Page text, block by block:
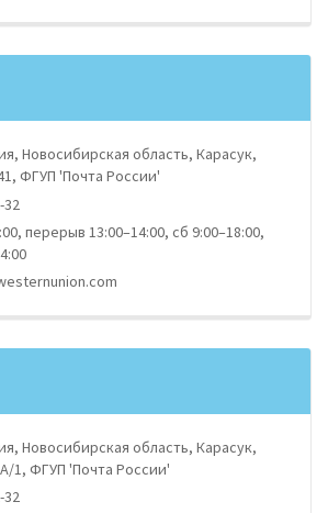
Новосибирская область, Карасук,
ФГУП 'Почта России'
32
перерыв 13:00–14:00, сб 9:00–18:00,
Новосибирская область, Карасук,
1, ФГУП 'Почта России'
32